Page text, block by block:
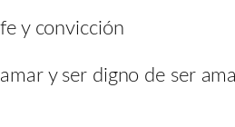
y convicción
y ser digno de ser